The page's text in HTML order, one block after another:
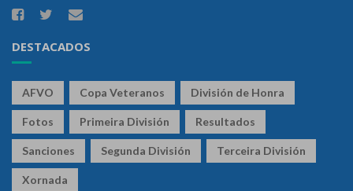
DESTACADOS
AFVO Copa Veteranos División de Honra
Fotos Primeira División Resultados
Sanciones Segunda División Terceira División
Xornada